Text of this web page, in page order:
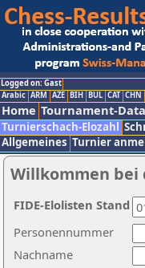
Logged on: Gast
Arabic ARM AZE BIH BUL CAT CHN
Home Tournament-
Turnierschach-Elozahl
Allgemeines Turnier
Willkommen bei
Nachname
Personennummer
FIDE-Elolisten Stand